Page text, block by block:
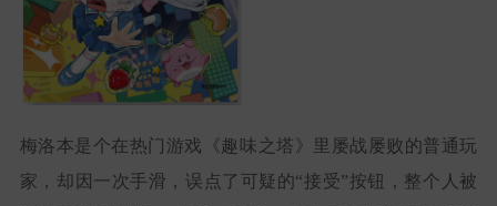
梅洛本是个在热门游戏《趣味之塔》里屡战屡败的普通玩
家，却因一次手滑，误点了可疑的“接受”按钮，整个人被